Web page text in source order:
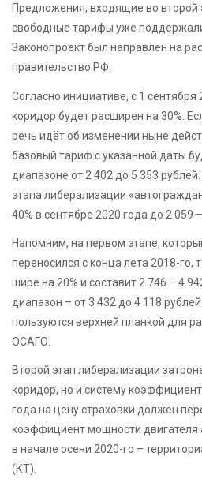
Предложения, входящие во
свободные тарифы уже
Законопроект был направлен на
правительство РФ.
Согласно инициативе, с 1
коридор будет расширен на 30%.
речь идёт об изменении ныне
базовый тариф с указанной даты
диапазоне от 2 402 до 5 353
этапа либерализации
40% в сентябре 2020 года до 2 059
Напомним, на первом этапе,
переносился с конца лета 2018-го,
шире на 20% и составит 2 746 – 4
диапазон – от 3 432 до 4 118
пользуются верхней планкой для
ОСАГО.
Второй этап либерализации
коридор, но и систему
года на цену страховки должен
коэффициент мощности двигателя
в начале осени 2020-го –
(КТ).